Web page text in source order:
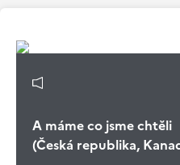
A máme co jsme chtěli
(Česká republika,